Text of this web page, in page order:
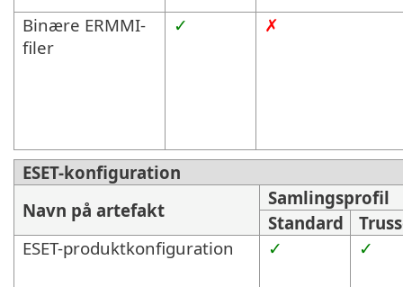
Binære ERMMI-
filer
✓ ✗
ESET-konfiguration
Navn på artefakt
Samlingsprofil
Standard
ESET-produktkonfiguration
✓ ✓